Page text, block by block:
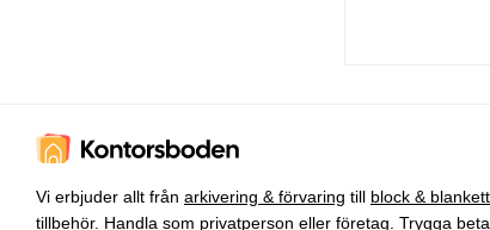
Vi erbjuder allt från arkivering & förvaring till block &
tillbehör. Handla som privatperson eller företag. Trygga